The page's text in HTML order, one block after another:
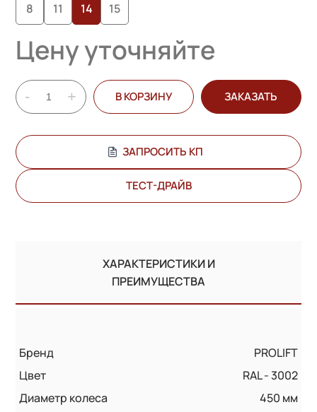
8 11 14 15
Цену уточняйте
- + В КОРЗИНУ ЗАКАЗАТЬ
ЗАПРОСИТЬ КП
ТЕСТ-ДРАЙВ
ХАРАКТЕРИСТИКИ И
ПРЕИМУЩЕСТВА
Бренд
PROLIFT
Цвет
RAL - 3002
Диаметр колеса
450 мм